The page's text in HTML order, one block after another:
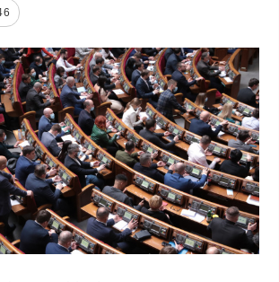
und
Politik zur
Vertraulichkeit
und zum Schutz
personenbezogener
Daten